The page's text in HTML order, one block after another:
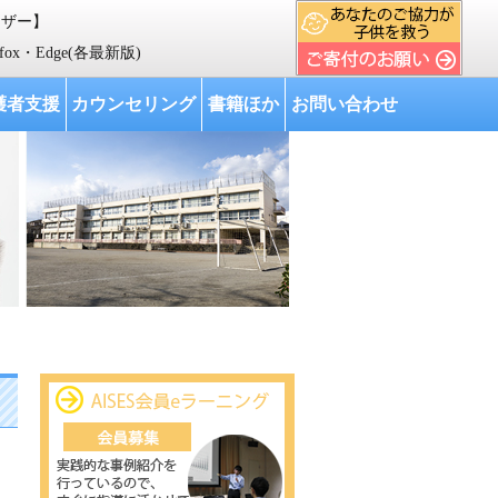
成を行い、 我が国をはじめ世界各国の教育の向上に寄与する」 ことを目
ー】
・Edge(各最新版)
者支援 カウンセリング 書籍ほか お問い合わせ